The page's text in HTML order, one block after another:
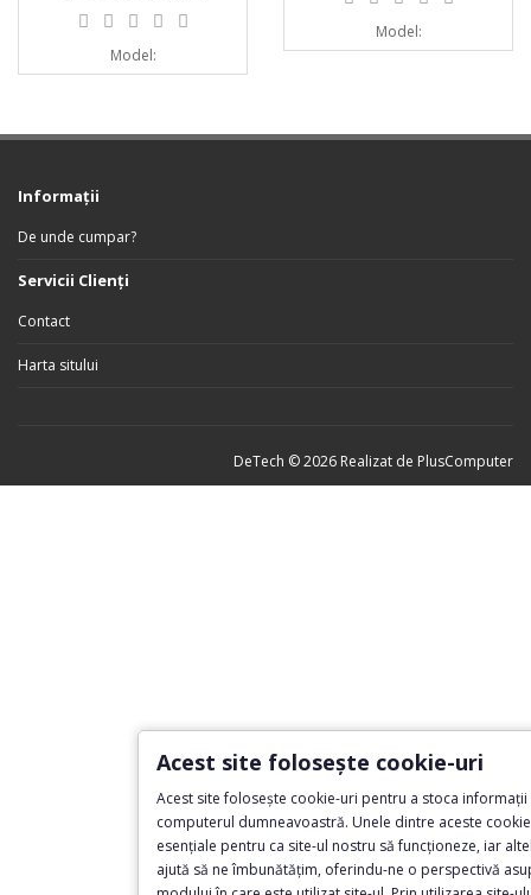
Model:
Model:
Informaţii
De unde cumpar?
Servicii Clienţi
Contact
Harta sitului
DeTech © 2026 Realizat de PlusComputer
Acest site folosește cookie-uri
Acest site folosește cookie-uri pentru a stoca informații
computerul dumneavoastră. Unele dintre aceste
esențiale pentru ca site-ul nostru să funcționeze, iar
ajută să ne îmbunătățim, oferindu-ne o perspectivă